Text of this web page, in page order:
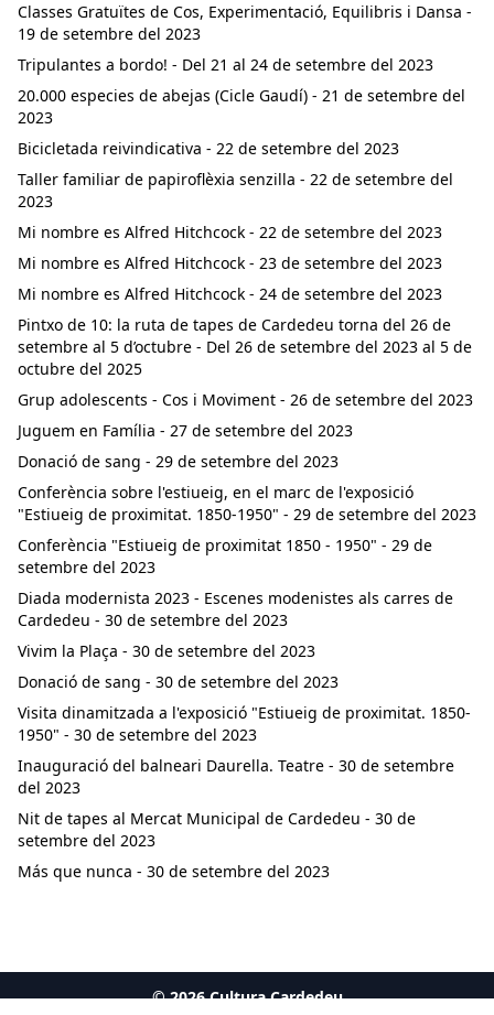
Classes Gratuïtes de Cos, Experimentació, Equilibris i Dansa -
19 de setembre del 2023
Tripulantes a bordo! - Del 21 al 24 de setembre del 2023
20.000 especies de abejas (Cicle Gaudí) - 21 de setembre del
2023
Bicicletada reivindicativa - 22 de setembre del 2023
Taller familiar de papiroflèxia senzilla - 22 de setembre del
2023
Mi nombre es Alfred Hitchcock - 22 de setembre del 2023
Mi nombre es Alfred Hitchcock - 23 de setembre del 2023
Mi nombre es Alfred Hitchcock - 24 de setembre del 2023
Pintxo de 10: la ruta de tapes de Cardedeu torna del 26 de
setembre al 5 d’octubre - Del 26 de setembre del 2023 al 5 de
octubre del 2025
Grup adolescents - Cos i Moviment - 26 de setembre del 2023
Juguem en Família - 27 de setembre del 2023
Donació de sang - 29 de setembre del 2023
Conferència sobre l'estiueig, en el marc de l'exposició
"Estiueig de proximitat. 1850-1950" - 29 de setembre del 2023
Conferència "Estiueig de proximitat 1850 - 1950" - 29 de
setembre del 2023
Diada modernista 2023 - Escenes modenistes als carres de
Cardedeu - 30 de setembre del 2023
Vivim la Plaça - 30 de setembre del 2023
Donació de sang - 30 de setembre del 2023
Visita dinamitzada a l'exposició "Estiueig de proximitat. 1850-
1950" - 30 de setembre del 2023
Inauguració del balneari Daurella. Teatre - 30 de setembre
del 2023
Nit de tapes al Mercat Municipal de Cardedeu - 30 de
setembre del 2023
Más que nunca - 30 de setembre del 2023
©2026Cultura Cardedeu